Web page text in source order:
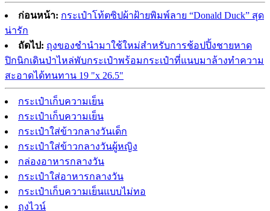
ก่อนหน้า: กระเป๋าโท้ตซิปผ้าฝ้ายพิมพ์ลาย “Donald Duck” สุด
น่ารัก
ถัดไป: ถุงของชำนำมาใช้ใหม่สำหรับการช้อปปิ้งชายหาด
ปิกนิกเดินป่าไหล่พับกระเป๋าพร้อมกระเป๋าที่แนบมาล้างทำความ
สะอาดได้ทนทาน 19 "x 26.5"
กระเป๋าเก็บความเย็น
กระเป๋าเก็บความเย็น
กระเป๋าใส่ข้าวกลางวันเด็ก
กระเป๋าใส่ข้าวกลางวันผู้หญิง
กล่องอาหารกลางวัน
กระเป๋าใส่อาหารกลางวัน
กระเป๋าเก็บความเย็นแบบไม่ทอ
ถุงไวน์